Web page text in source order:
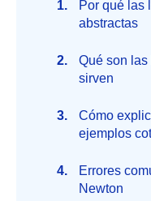
Por qué las
abstractas
Qué son
sirven
Cómo
ejemplos
Errores
Newton